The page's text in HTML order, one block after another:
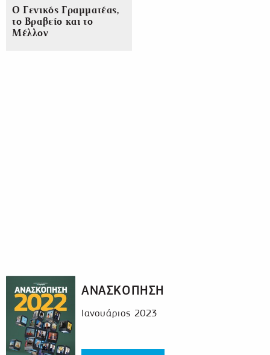
Ο Γενικός Γραμματέας,
το Βραβείο και το
Μέλλον
ΑΝΑΣΚΟΠΗΣΗ
Ιανουάριος 2023